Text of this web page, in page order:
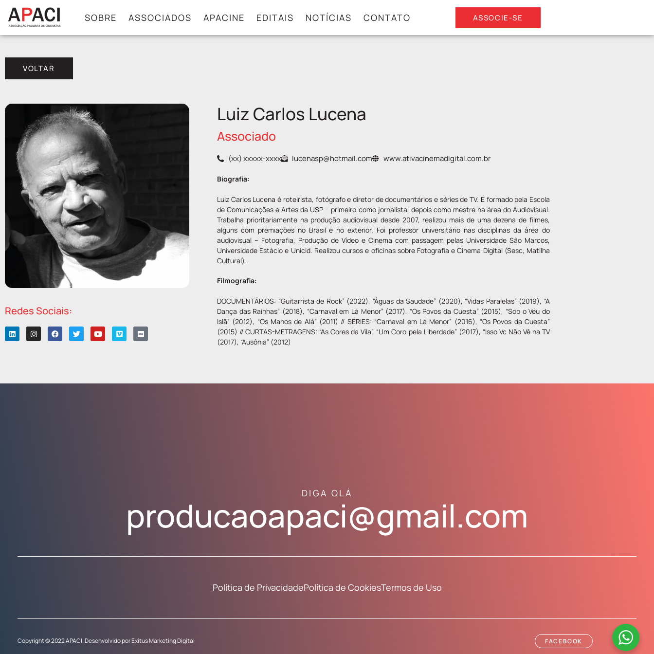
SOBRE ASSOCIADOS APACINE EDITAIS NOTÍCIAS CONTATO ASSOCIE-SE
VOLTAR
Redes Sociais:
Luiz Carlos Lucena
Associado
(xx) xxxxx-xxxx lucenasp@hotmail.com www.ativacinemadigital.com.br
Biografia:
Luiz Carlos Lucena é roteirista, fotógrafo e diretor de documentários e séries de TV. É formado pela Escola
de Comunicações e Artes da USP – primeiro como jornalista, depois como mestre na área do Audiovisual.
Trabalha prioritariamente na produção audiovisual desde 2007, realizou mais de uma dezena de filmes,
alguns com premiações no Brasil e no exterior. Foi professor universitário nas disciplinas da área do
audiovisual – Fotografia, Produção de Vídeo e Cinema com passagem pelas Universidade São Marcos,
Universidade Estácio e Unicid. Realizou cursos e oficinas sobre Fotografia e Cinema Digital (Sesc, Matilha
Cultural).
Filmografia:
DOCUMENTÁRIOS: “Guitarrista de Rock” (2022), “Águas da Saudade” (2020), “Vidas Paralelas” (2019), “A
Dança das Rainhas” (2018), “Carnaval em Lá Menor” (2017), “Os Povos da Cuesta” (2015), “Sob o Véu do
Islã” (2012), “Os Manos de Alá” (2011) // SÉRIES: “Carnaval em Lá Menor” (2016), “Os Povos da Cuesta”
(2015) // CURTAS-METRAGENS: “As Cores da Vila”, “Um Coro pela Liberdade” (2017), “Isso Vc Não Vê na TV
(2017), “Ausônia” (2012)
DIGA OLÁ
producaoapaci@gmail.com
Política de PrivacidadePolítica de CookiesTermos de Uso
Copyright © 2022 APACI. Desenvolvido por Exitus Marketing Digital FACEBOOK